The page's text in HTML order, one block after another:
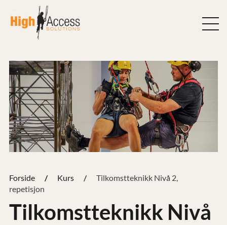
innhold
Forside Kurs
Tilkomstteknikk Nivå 2,
repetisjon
Tilkomstteknikk Nivå